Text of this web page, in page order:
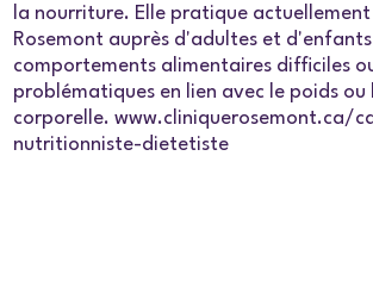
la nourriture. Elle pratique
Rosemont auprès d'adultes et
comportements alimentaires difficiles
problématiques en lien avec le poids ou
corporelle. www.cliniquerosemont.ca/
nutritionniste-dietetiste